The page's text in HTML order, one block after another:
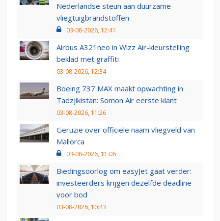
Nederlandse steun aan duurzame
vliegtuigbrandstoffen
03-08-2026, 12:41
Airbus A321neo in Wizz Air-kleurstelling
beklad met graffiti
03-08-2026, 12:34
Boeing 737 MAX maakt opwachting in
Tadzjikistan: Somon Air eerste klant
03-08-2026, 11:26
Geruzie over officiële naam vliegveld van
Mallorca
03-08-2026, 11:06
Biedingsoorlog om easyJet gaat verder:
investeerders krijgen dezelfde deadline
voor bod
03-08-2026, 10:43